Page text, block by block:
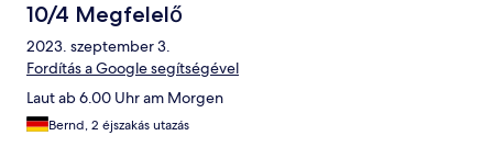
10/4 Megfelelő
2023. szeptember 3.
Fordítás a Google segítségével
Laut ab 6.00 Uhr am Morgen
Bernd, 2 éjszakás utazás